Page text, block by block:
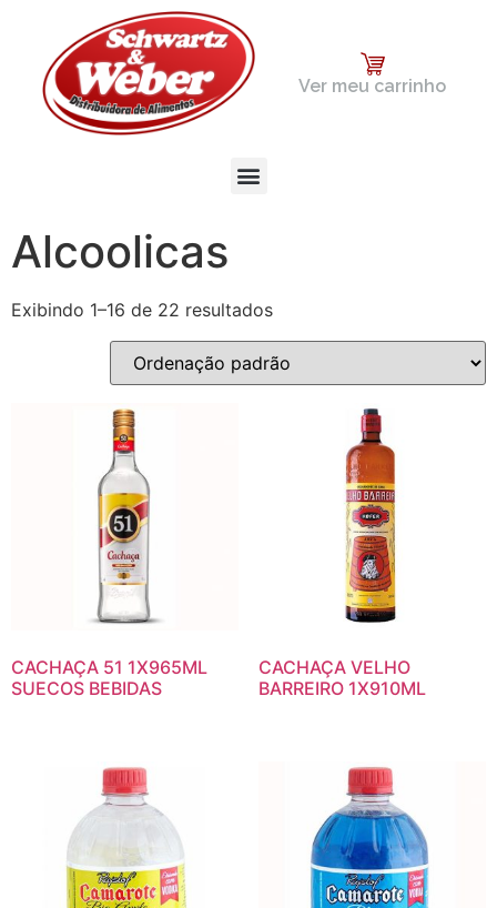
Ver meu carrinho
Alcoolicas
Exibindo 1–16 de 22 resultados
CACHAÇA 51 1X965ML
SUECOS BEBIDAS
CACHAÇA VELHO
BARREIRO 1X910ML